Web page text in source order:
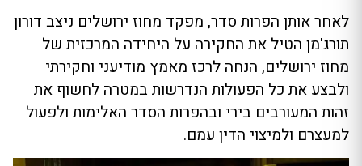
לאחר אותן הפרות סדר, מפקד מחוז ירושלים ניצב דורון
תורג'מן הטיל את החקירה על היחידה המרכזית של
מחוז ירושלים, הנחה לרכז מאמץ מודיעני וחקירתי
ולבצע את כל הפעולות הנדרשות במטרה לחשוף את
זהות המעורבים בירי ובהפרות הסדר האלימות ולפעול
למעצרם ולמיצוי הדין עמם.